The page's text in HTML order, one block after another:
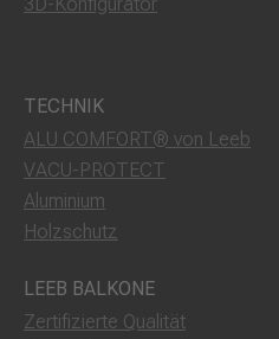
TECHNIK
ALU COMFORT® von Leeb
VACU-PROTECT
Aluminium
Holzschutz
LEEB BALKONE
Zertifizierte Qualität